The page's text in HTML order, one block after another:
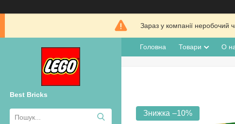
Зараз у компанії неробочий
Best Bricks
Головна Товари О
–10%